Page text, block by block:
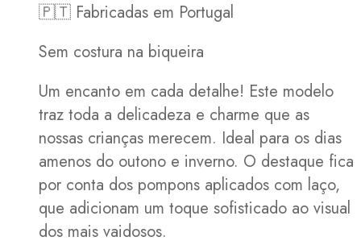
🇵🇹 Fabricadas em Portugal
Sem costura na biqueira
Um encanto em cada detalhe! Este modelo
traz toda a delicadeza e charme que as
nossas crianças merecem. Ideal para os dias
amenos do outono e inverno. O destaque fica
por conta dos pompons aplicados com laço,
que adicionam um toque sofisticado ao visual
dos mais vaidosos.